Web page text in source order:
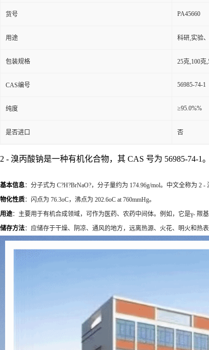
货号 PA45660
用途 科研,实验
包装规格 25克,100克
CAS编号 56985-74-1
纯度 ≥95.0%%
是否进口 否
2 - 溴丙酸钠是一种有机化合物，其 CAS 号为 56985-74-1
基本信息：分子式为 C?H?BrNaO?，分子量约为 174.96g/mol。中文全称为 2 -
物化性质：闪点为 76.3oC，沸点为 202.6oC at 760mmHg。
用途：主要用于有机合成领域，可作为医药、农药中间体。例如，它是γ- 羰
储存方法：应储存于干燥、阴凉、通风的地方，远离热源、火花、明火和热